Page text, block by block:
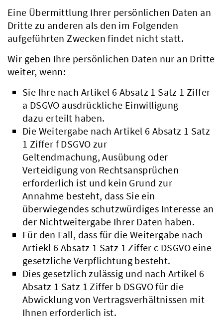
Beteiligungsbericht
Pflichtumtausch
Eine Übermittlung Ihrer persönlichen Daten an
Dritte zu anderen als den im Folgenden
aufgeführten Zwecken findet nicht statt.
Wir geben Ihre persönlichen Daten nur an Dritte
weiter, wenn:
Sie Ihre nach Artikel 6 Absatz 1 Satz 1 Ziffer
a DSGVO ausdrückliche Einwilligung
dazu erteilt haben.
Die Weitergabe nach Artikel 6 Absatz 1 Satz
1 Ziffer f DSGVO zur
Geltendmachung, Ausübung oder
Verteidigung von Rechtsansprüchen
erforderlich ist und kein Grund zur
Annahme besteht, dass Sie ein
überwiegendes schutzwürdiges Interesse an
der Nichtweitergabe Ihrer Daten haben.
Für den Fall, dass für die Weitergabe nach
Artiekl 6 Absatz 1 Satz 1 Ziffer c DSGVO eine
gesetzliche Verpflichtung besteht.
Dies gesetzlich zulässig und nach Artikel 6
Absatz 1 Satz 1 Ziffer b DSGVO für die
Abwicklung von Vertragsverhältnissen mit
Ihnen erforderlich ist.